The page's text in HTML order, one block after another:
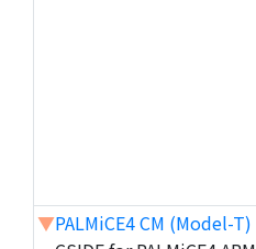
▼PALMiCE4 CM (Model-T)